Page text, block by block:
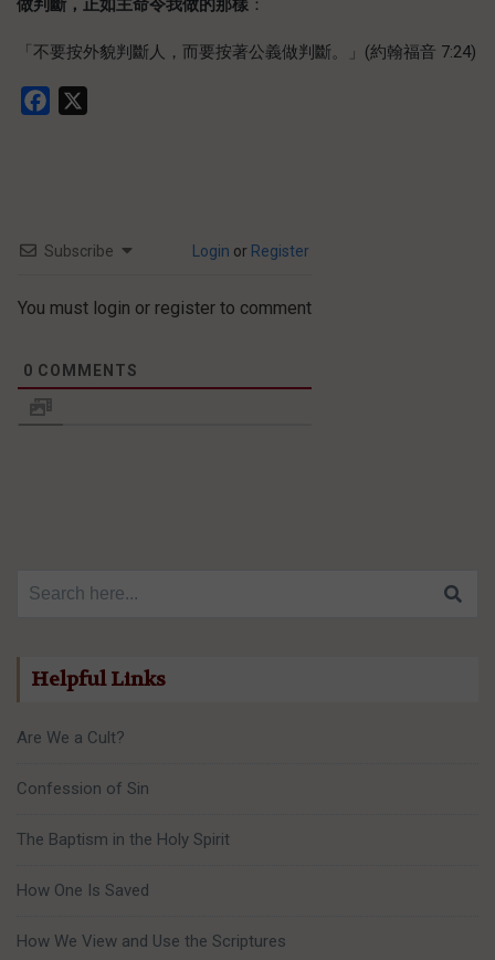
做判斷 ，正如主命令我做的那樣 ：
「不要按外貌判斷人，而要按著公義做判斷。」(約翰福音 7:24)
Facebook
Subscribe Login or Register
You must login or register to comment
0 COMMENTS
Helpful Links
Are We a Cult?
Confession of Sin
The Baptism in the Holy Spirit
How One Is Saved
How We View and Use the Scriptures